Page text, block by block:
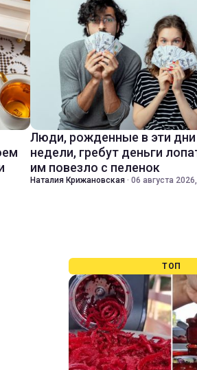
Люди, рожденные в эти дни
недели, гребут деньги
им повезло с пеленок
Наталия Крижановская · 06 августа
ТОП